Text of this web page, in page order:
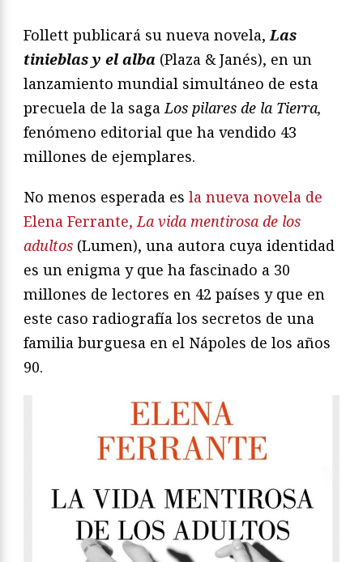
Follett publicará su nueva novela,Las
tinieblas y el alba (Plaza & Janés), en un
lanzamiento mundial simultáneo de esta
precuela de la sagaLos pilares de la Tierra,
fenómeno editorial que ha vendido 43
millones de ejemplares.
No menos esperada es la nueva novela de
Elena Ferrante,La vida mentirosa de los
adultos (Lumen), una autora cuya identidad
es un enigma y que ha fascinado a 30
millones de lectores en 42 países y que en
este caso radiografía los secretos de una
familia burguesa en el Nápoles de los años
90.